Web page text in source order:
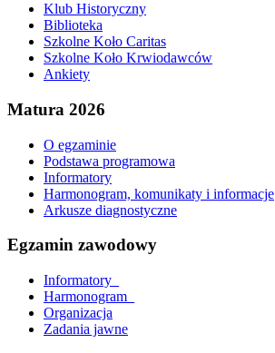
Klub Historyczny
Biblioteka
Szkolne Koło Caritas
Szkolne Koło Krwiodawców
Ankiety
Matura 2026
O egzaminie
Podstawa programowa
Informatory
Harmonogram, komunikaty i informacje
Arkusze diagnostyczne
Egzamin zawodowy
Informatory_
Harmonogram_
Organizacja
Zadania jawne